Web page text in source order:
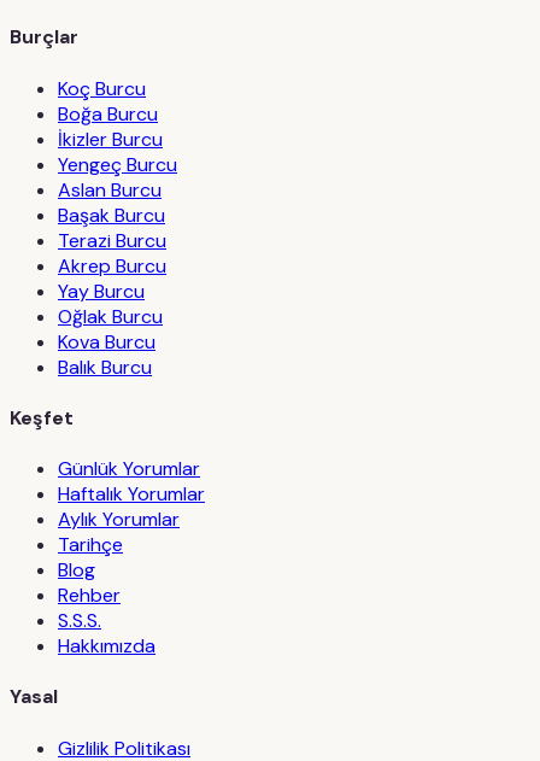
Burçlar
Koç Burcu
Boğa Burcu
İkizler Burcu
Yengeç Burcu
Aslan Burcu
Başak Burcu
Terazi Burcu
Akrep Burcu
Yay Burcu
Oğlak Burcu
Kova Burcu
Balık Burcu
Keşfet
Günlük Yorumlar
Haftalık Yorumlar
Aylık Yorumlar
Tarihçe
Blog
Rehber
S.S.S.
Hakkımızda
Yasal
Gizlilik Politikası